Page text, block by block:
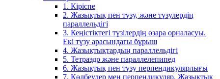
1. Кіріспе
2. Жазықтық пен түзу, және түзулердің
параллельдігі
3. Кеңістіктегі түзілердің өзара орналасуы.
Екі түзу арасындағы бұрыш
4. Жазықтықтардың параллельдігі
5. Тетраэдр және параллелепипед
6. Жазықтық пен түзу перпендикулярлығы
7. Көлбеулер мен перпендикуляр. Жазықтық